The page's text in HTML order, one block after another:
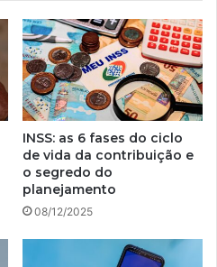
INSS: as 6 fases do ciclo
de vida da contribuição e
o segredo do
planejamento
08/12/2025